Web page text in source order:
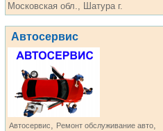
Московская обл., Шатура г.
Автосервис
Автосервис, Ремонт обслуживание авто,